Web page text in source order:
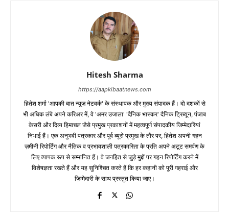
Hitesh Sharma
https://aapkibaatnews.com
हितेश शर्मा 'आपकी बात न्यूज़ नेटवर्क' के संस्थापक और मुख्य संपादक हैं। दो दशकों से
भी अधिक लंबे अपने करिअर में, वे 'अमर उजाला' 'दैनिक भास्कर' दैनिक ट्रिब्यून, पंजाब
केसरी और दिव्य हिमाचल जैसे प्रमुख प्रकाशनों में महत्वपूर्ण संपादकीय जिम्मेदारियां
निभाई हैं। एक अनुभवी पत्रकार और पूर्व ब्यूरो प्रमुख के तौर पर, हितेश अपनी गहन
ज़मीनी रिपोर्टिंग और नैतिक व प्रभावशाली पत्रकारिता के प्रति अपने अटूट समर्पण के
लिए व्यापक रूप से सम्मानित हैं। वे जनहित से जुड़े मुद्दों पर गहन रिपोर्टिंग करने में
विशेषज्ञता रखते हैं और यह सुनिश्चित करते हैं कि हर कहानी को पूरी गहराई और
ज़िम्मेदारी के साथ प्रस्तुत किया जाए।